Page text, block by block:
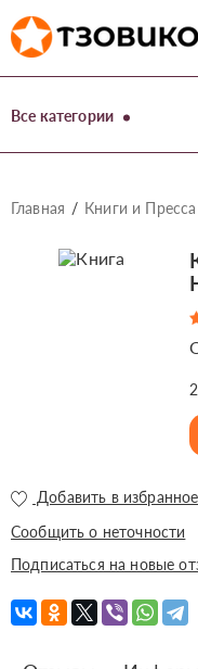
Все категории
Главная Книги и Пресса
2
Добавить в избранное
Сообщить о неточности
Подписаться на новые